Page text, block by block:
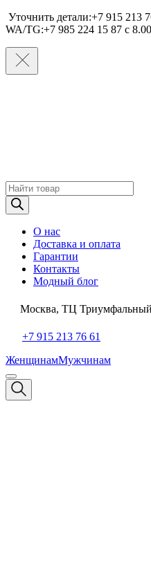
Уточнить детали:+7 915 213
WA/TG:+7 985 224 15 87 c
Поиск
товаров
О нас
Доставка и оплата
Гарантии
Контакты
Модный блог
Москва, ТЦ Триумфальный
+7 915 213 76 61
ЖенщинамМужчинам